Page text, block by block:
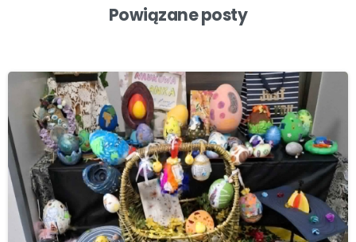
Powiązane posty
-